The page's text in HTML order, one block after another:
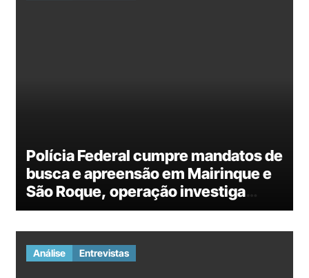
Polícia Federal cumpre mandatos de
busca e apreensão em Mairinque e
São Roque, operação investiga
fraude em licitação do governo do
Rio de Janeiro
Análise Entrevistas